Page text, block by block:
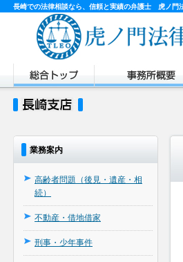
長崎での法律相談なら、信頼と実績の弁護士 虎ノ門
業務案内
高齢者問題（後見・遺産・相
続）
不動産・借地借家
刑事・少年事件